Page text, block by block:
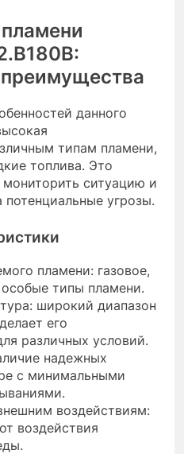
данного
типам пламени,
топлива. Это
ситуацию и
угрозы.
пламени: газовое,
типы пламени.
широкий диапазон
его
различных условий.
надежных
с минимальными
воздействиям:
воздействия